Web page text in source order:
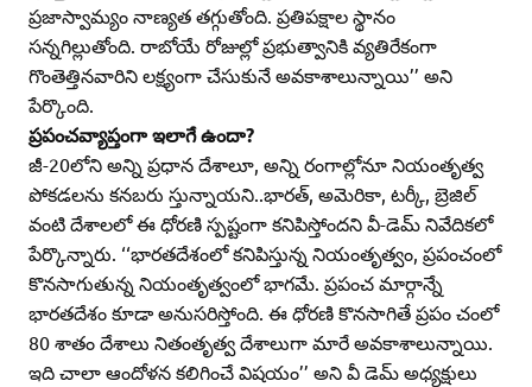
ప్రజాస్వామ్యం నాణ్యత తగ్గుతోంది. ప్రతిపక్షాల స్థానం
సన్నగిల్లుతోంది. రాబోయే రోజుల్లో ప్రభుత్వానికి వ్యతిరేకంగా
గొంతెత్తినవారిని లక్ష్యంగా చేసుకునే అవకాశాలున్నాయి’’ అని
పేర్కొంది.
ప్రపంచవ్యాప్తంగా ఇలాగే ఉందా?
జీ-20లోని అన్ని ప్రధాన దేశాలూ, అన్ని రంగాల్లోనూ నియంతృత్వ
పోకడలను కనబరు స్తున్నాయని..భారత్‌, అమెరికా, టర్కీ, బ్రెజిల్‌
వంటి దేశాలలో ఈ ధోరణి స్పష్టంగా కనిపిస్తోందని వీ-డెమ్‌ నివేదికలో
పేర్కొన్నారు. ‘‘భారతదేశంలో కనిపిస్తున్న నియంతృత్వం, ప్రపంచంలో
కొనసాగుతున్న నియంతృత్వంలో భాగమే. ప్రపంచ మార్గాన్నే
భారతదేశం కూడా అనుసరిస్తోంది. ఈ ధోరణి కొనసాగితే ప్రపం చంలో
80 శాతం దేశాలు నితంతృత్వ దేశాలుగా మారే అవకాశాలున్నాయి.
ఇది చాలా ఆందోళన కలిగించే విషయం’’ అని వీ డెమ్‌ అధ్యక్షులు